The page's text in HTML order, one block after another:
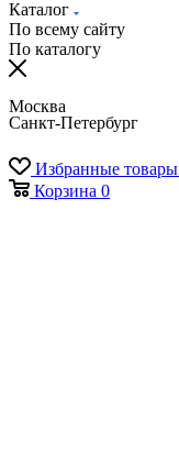
Каталог
По всему сайту
По каталогу
Москва
Санкт-Петербург
Избранные товары
Корзина 0